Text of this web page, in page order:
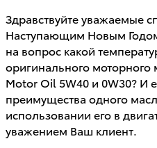
Здравствуйте уважаемые
Наступающим Новым
на вопрос какой
оригинального моторного
Motor Oil 5W40 и 0W30? И
преимущества одного
использовании его в
уважением Ваш клиент.